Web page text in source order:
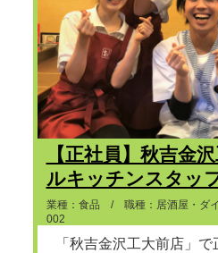
【正社員】秋吉金
ルキッチンスタッ
業種：食品 / 職種：居酒屋・ダ
002
「秋吉金沢工大前店」